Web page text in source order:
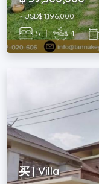
~ USD$ 1,196,000
5 | 4 |
买 | Villa